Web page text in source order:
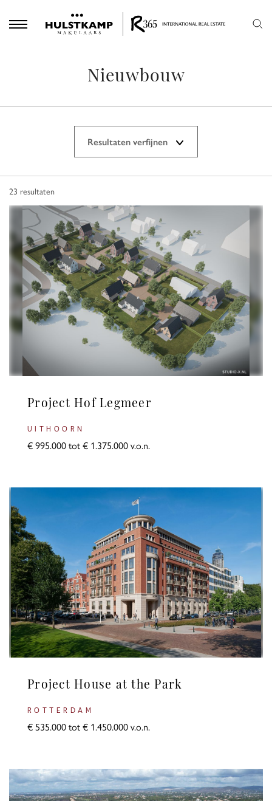
Nieuwbouw
Koop
Plaats
Prijs
Oppervlakte
23 resultaten
Project Hof Legmeer
UITHOORN
€ 995.000 tot € 1.375.000 v.o.n.
Project House at the Park
ROTTERDAM
€ 535.000 tot € 1.450.000 v.o.n.